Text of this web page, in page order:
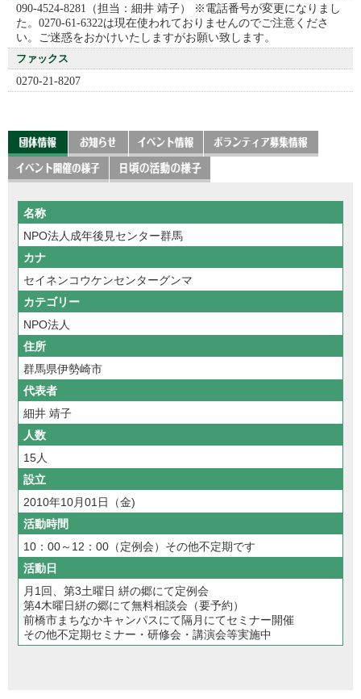
090-4524-8281（担当：細井 靖子） ※電話番号が変更になりまし
た。0270-61-6322は現在使われておりませんのでご注意くださ
い。ご迷惑をおかけいたしますがお願い致します。
ファックス
0270-21-8207
名称
NPO法人成年後見センター群馬
カナ
セイネンコウケンセンターグンマ
カテゴリー
NPO法人
住所
群馬県伊勢崎市
代表者
細井 靖子
人数
15人
設立
2010年10月01日（金)
活動時間
10：00～12：00（定例会）その他不定期です
活動日
月1回、第3土曜日 絣の郷にて定例会
第4木曜日絣の郷にて無料相談会（要予約）
前橋市まちなかキャンパスにて隔月にてセミナー開催
その他不定期セミナー・研修会・講演会等実施中